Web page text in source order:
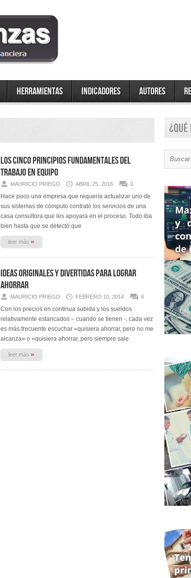
Herramientas Indicadores Autores
Los cinco principios fundamentales del
trabajo en equipo
MAURICIO PRIEGO ABRIL 25, 2016 0
Hace poco una empresa que requería actualizar uno de
sus sistemas de cómputo contrató los servicios de una
casa consultora que les apoyara en el proceso. Todo iba
bien hasta que se detectó que
leer más »
Ideas originales y divertidas para lograr
ahorrar
MAURICIO PRIEGO FEBRERO 10, 2014 6
Con los precios en continua subida y los sueldos
relativamente estancados – cuando se tienen -, cada vez
es más frecuente escuchar «quisiera ahorrar, pero no me
alcanza» o «quisiera ahorrar, pero siempre sale
leer más »